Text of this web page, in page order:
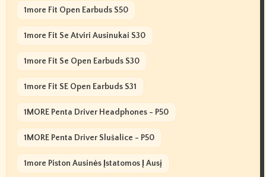
1more Fit Open Earbuds S50
1more Fit Se Atviri Ausinukai S30
1more Fit Se Open Earbuds S30
1more Fit SE Open Earbuds S31
1MORE Penta Driver Headphones - P50
1MORE Penta Driver Slušalice - P50
1more Piston Ausinės Įstatomos Į Ausį